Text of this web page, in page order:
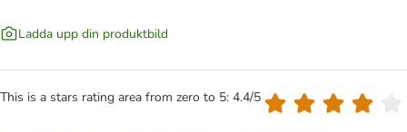
Ladda upp din produktbild
This is a stars rating area from zero to 5: 4.4/5